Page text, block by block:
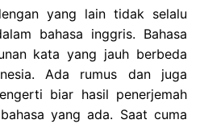
yang lain tidak selalu
bahasa inggris. Bahasa
kata yang jauh berbeda
Ada rumus dan juga
biar hasil penerjemah
yang ada. Saat cuma